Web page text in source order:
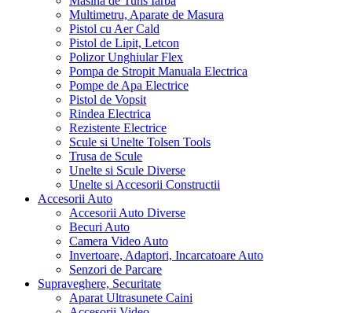
Multimetru, Aparate de Masura
Pistol cu Aer Cald
Pistol de Lipit, Letcon
Polizor Unghiular Flex
Pompa de Stropit Manuala Electrica
Pompe de Apa Electrice
Pistol de Vopsit
Rindea Electrica
Rezistente Electrice
Scule si Unelte Tolsen Tools
Trusa de Scule
Unelte si Scule Diverse
Unelte si Accesorii Constructii
Accesorii Auto
Accesorii Auto Diverse
Becuri Auto
Camera Video Auto
Invertoare, Adaptori, Incarcatoare Auto
Senzori de Parcare
Supraveghere, Securitate
Aparat Ultrasunete Caini